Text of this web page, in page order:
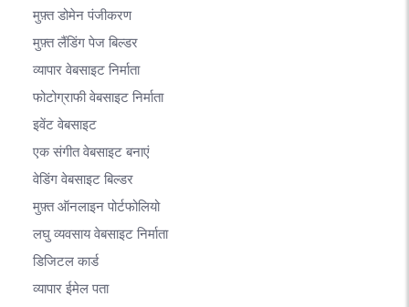
मुफ़्त डोमेन पंजीकरण
मुफ़्त लैंडिंग पेज बिल्डर
व्यापार वेबसाइट निर्माता
फोटोग्राफी वेबसाइट निर्माता
इवेंट वेबसाइट
एक संगीत वेबसाइट बनाएं
वेडिंग वेबसाइट बिल्डर
मुफ़्त ऑनलाइन पोर्टफोलियो
लघु व्यवसाय वेबसाइट निर्माता
डिजिटल कार्ड
व्यापार ईमेल पता